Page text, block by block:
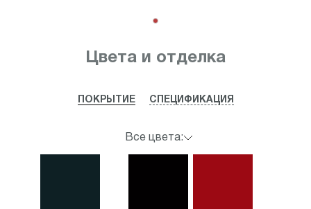
Цвета и отделка
ПОКРЫТИЕ СПЕЦИФИКАЦИЯ
Все цвета: